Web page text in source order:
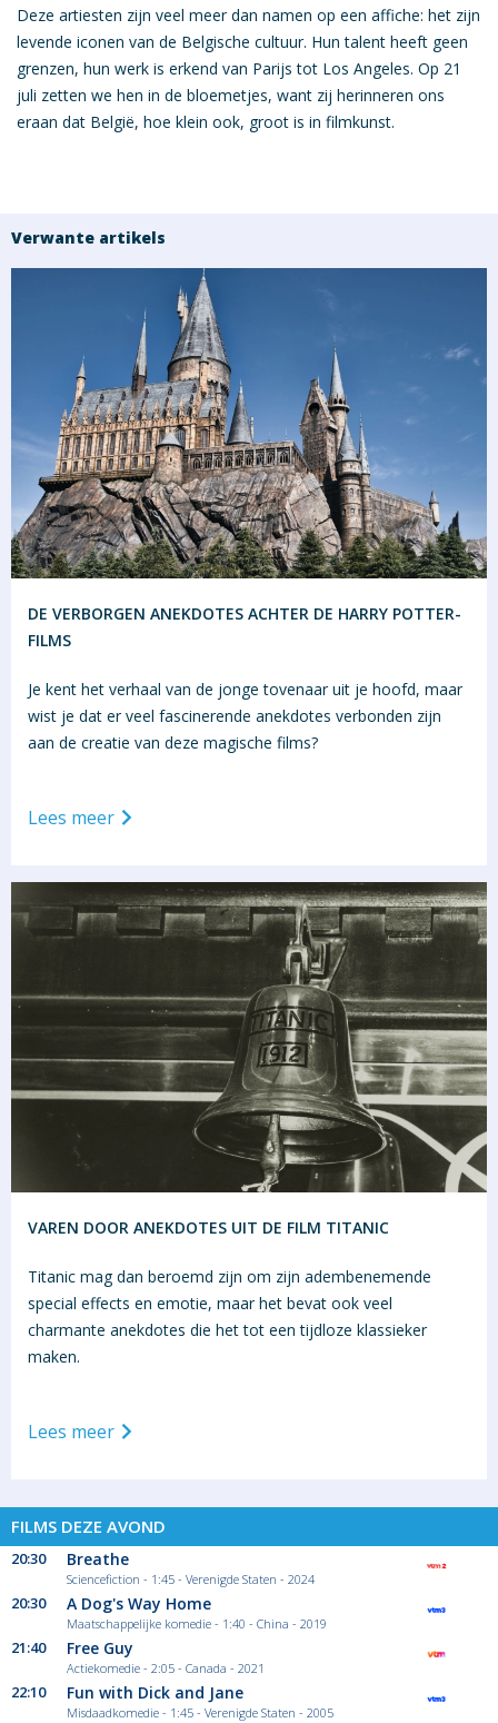
Deze artiesten zijn veel meer dan namen op een affiche: het zijn
levende iconen van de Belgische cultuur. Hun talent heeft geen
grenzen, hun werk is erkend van Parijs tot Los Angeles. Op 21
juli zetten we hen in de bloemetjes, want zij herinneren ons
eraan dat België, hoe klein ook, groot is in filmkunst.
Verwante artikels
DE VERBORGEN ANEKDOTES ACHTER DE HARRY POTTER-
FILMS
Je kent het verhaal van de jonge tovenaar uit je hoofd, maar
wist je dat er veel fascinerende anekdotes verbonden zijn
aan de creatie van deze magische films?
Lees meer
VAREN DOOR ANEKDOTES UIT DE FILM TITANIC
Titanic mag dan beroemd zijn om zijn adembenemende
special effects en emotie, maar het bevat ook veel
charmante anekdotes die het tot een tijdloze klassieker
maken.
Lees meer
FILMS DEZE AVOND
20:30 Breathe
Sciencefiction - 1:45 - Verenigde Staten - 2024
20:30 A Dog's Way Home
Maatschappelijke komedie - 1:40 - China - 2019
21:40 Free Guy
Actiekomedie - 2:05 - Canada - 2021
22:10 Fun with Dick and Jane
Misdaadkomedie - 1:45 - Verenigde Staten - 2005